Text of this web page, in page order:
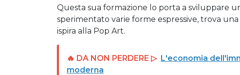
Questa sua formazione lo porta a sviluppare
sperimentato varie forme espressive, trova
ispira alla Pop Art.
🔥 DA NON PERDERE ▷ L'economia
moderna